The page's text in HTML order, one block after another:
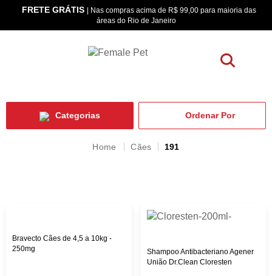
FRETE GRÁTIS | Nas compras acima de R$ 99,00 para maioria das
áreas do Rio de Janeiro
Cães 191
Categorias
Bravecto Cães de 4,5 a 10kg -
250mg
Shampoo Antibacteriano Agener
União Dr.Clean Cloresten